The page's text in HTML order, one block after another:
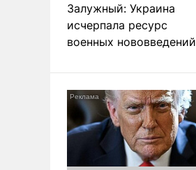
Залужный: Украина
исчерпала ресурс
военных нововведений